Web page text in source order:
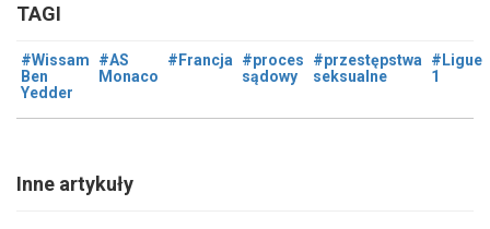
TAGI
#Wissam
Ben
Yedder
#AS
Monaco
#Francja
#proces
sądowy
#przestępstwa
seksualne
#Ligue
1
Inne artykuły